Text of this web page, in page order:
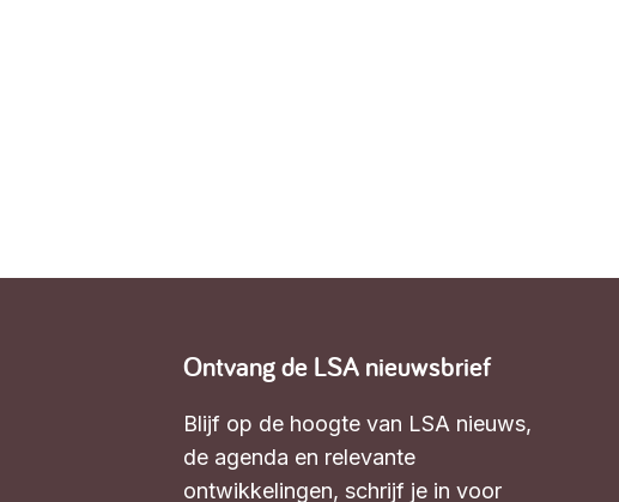
Ontvang de LSA nieuwsbrief
Blijf op de hoogte van LSA nieuws,
de agenda en relevante
ontwikkelingen, schrijf je in voor